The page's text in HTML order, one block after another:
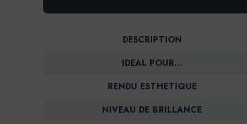
DESCRIPTION
IDEAL POUR…
RENDU ESTHETIQUE
NIVEAU DE BRILLANCE